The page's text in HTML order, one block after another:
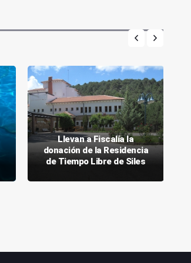
Llevan a Fiscalía la
donación de la Residencia
de Tiempo Libre de Siles